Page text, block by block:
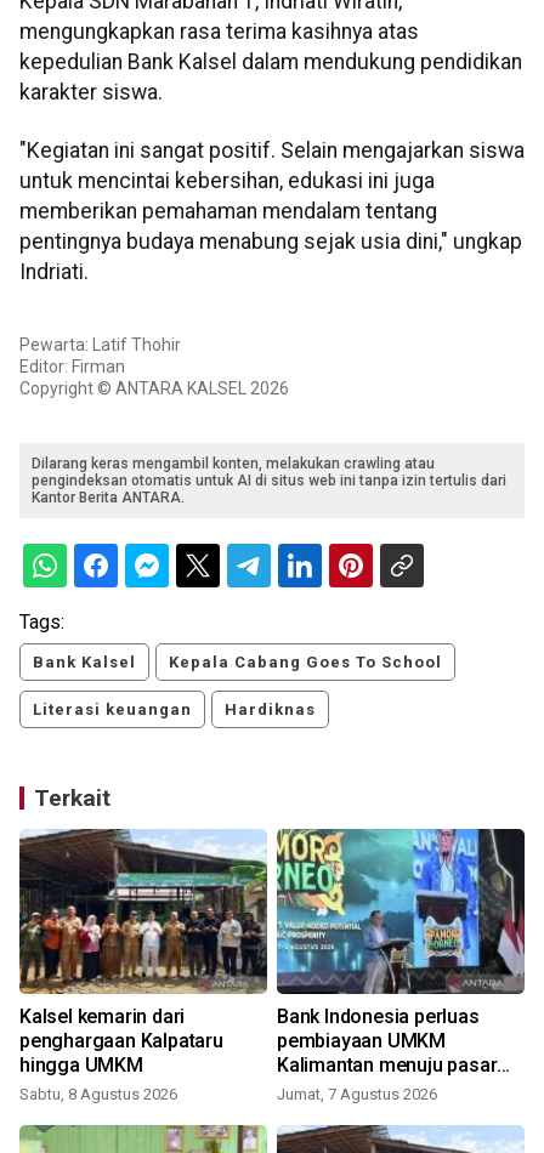
mengungkapkan rasa terima kasihnya atas
kepedulian Bank Kalsel dalam mendukung pendidikan
karakter siswa.
"Kegiatan ini sangat positif. Selain mengajarkan siswa
untuk mencintai kebersihan, edukasi ini juga
memberikan pemahaman mendalam tentang
pentingnya budaya menabung sejak usia dini," ungkap
Indriati.
Pewarta: Latif Thohir
Editor: Firman
Copyright © ANTARA KALSEL 2026
Dilarang keras mengambil konten, melakukan crawling atau
pengindeksan otomatis untuk AI di situs web ini tanpa izin tertulis dari
Kantor Berita ANTARA.
Tags:
Bank Kalsel Kepala Cabang Goes To School
Literasi keuangan Hardiknas
Terkait
Kalsel kemarin dari
penghargaan Kalpataru
hingga UMKM
Sabtu, 8 Agustus 2026
Bank Indonesia perluas
pembiayaan UMKM
Kalimantan menuju pasar
global
Jumat, 7 Agustus 2026